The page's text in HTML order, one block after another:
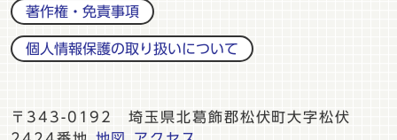
著作権・免責事項
個人情報保護の取り扱いについて
〒343-0192 埼玉県北葛飾郡松伏町大字松伏